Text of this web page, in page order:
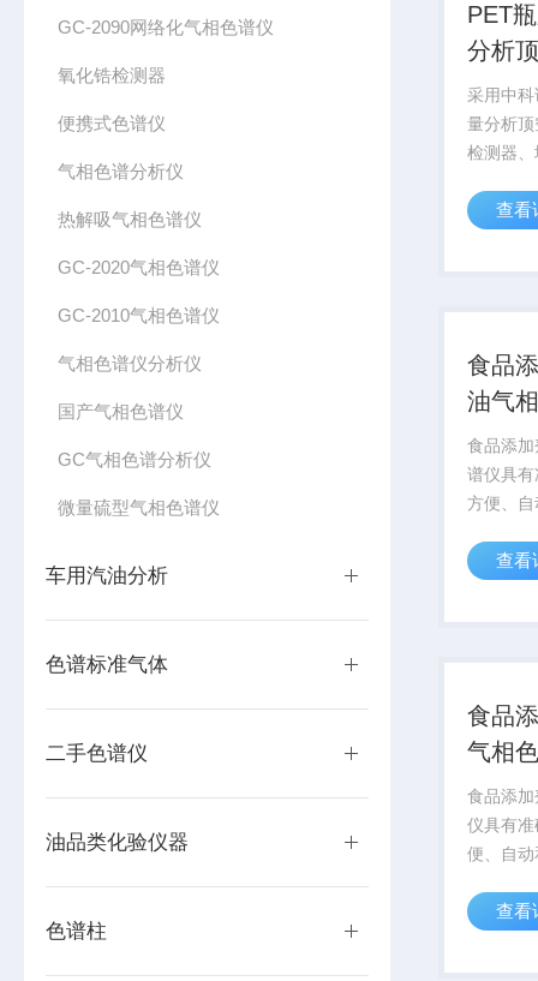
GC-2090网络化气相色谱仪
氧化锆检测器
便携式色谱仪
气相色谱分析仪
热解吸气相色谱仪
GC-2020气相色谱仪
GC-2010气相色谱仪
气相色谱仪分析仪
国产气相色谱仪
GC气相色谱分析仪
微量硫型气相色谱仪
车用汽油分析
色谱标准气体
二手色谱仪
油品类化验仪器
色谱柱
PET
分析
采用中
量分析
检测器
集谱图
确、简
查看
食品
油气
食品添
谱仪具
方便、
泛应用
品添加
查看
食品
气相
食品添
仪具有
便、自
应用于
查看